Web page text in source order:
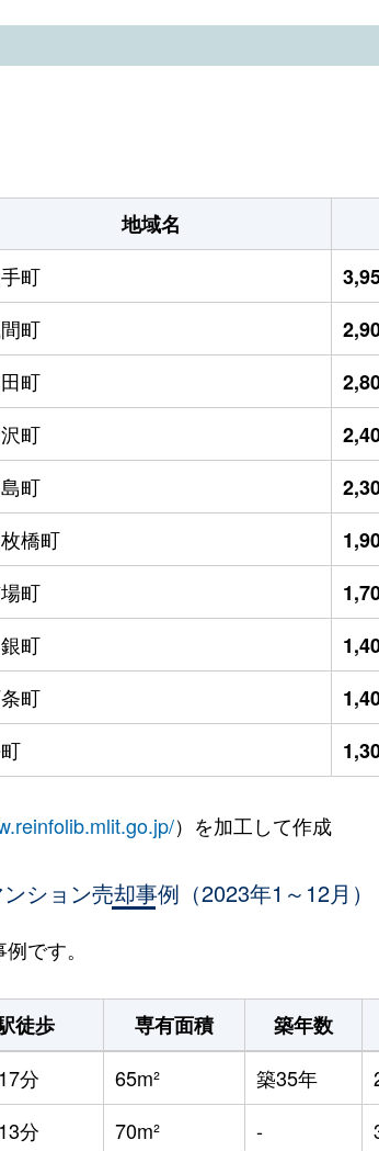
地域名
町
町
町
町
町
橋町
町
町
町
）を加工して作成
ション売却事例（2023年1～12月）
です。
徒歩 専有面積 築年数
分 65m² 築35年
分 70m² -